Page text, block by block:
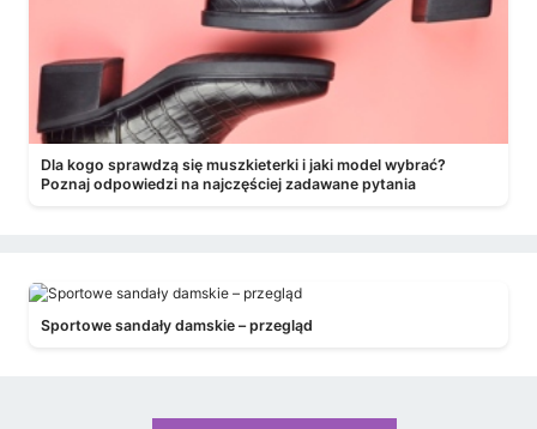
Dla kogo sprawdzą się muszkieterki i jaki model wybrać?
Poznaj odpowiedzi na najczęściej zadawane pytania
Sportowe sandały damskie – przegląd